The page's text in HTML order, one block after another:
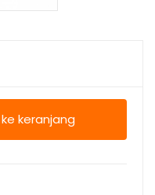
keranjang